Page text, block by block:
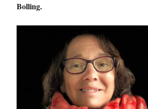
Bolling.